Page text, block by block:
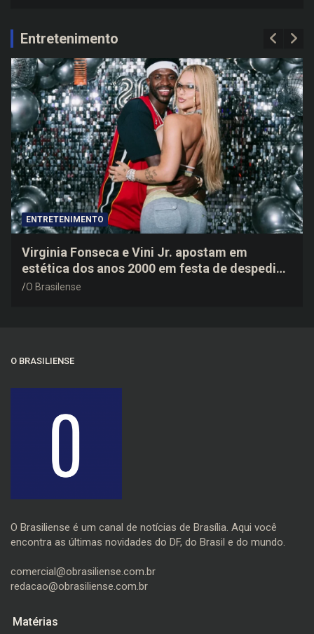
c
Entretenimento
ENTRETENIMENTO
Virginia Fonseca e Vini Jr. apostam em
estética dos anos 2000 em festa de despedida
do jogador
O Brasilense
O BRASILIENSE
O Brasiliense é um canal de notícias de Brasília. Aqui você
encontra as últimas novidades do DF, do Brasil e do mundo.
comercial@obrasiliense.com.br
redacao@obrasiliense.com.br
Matérias